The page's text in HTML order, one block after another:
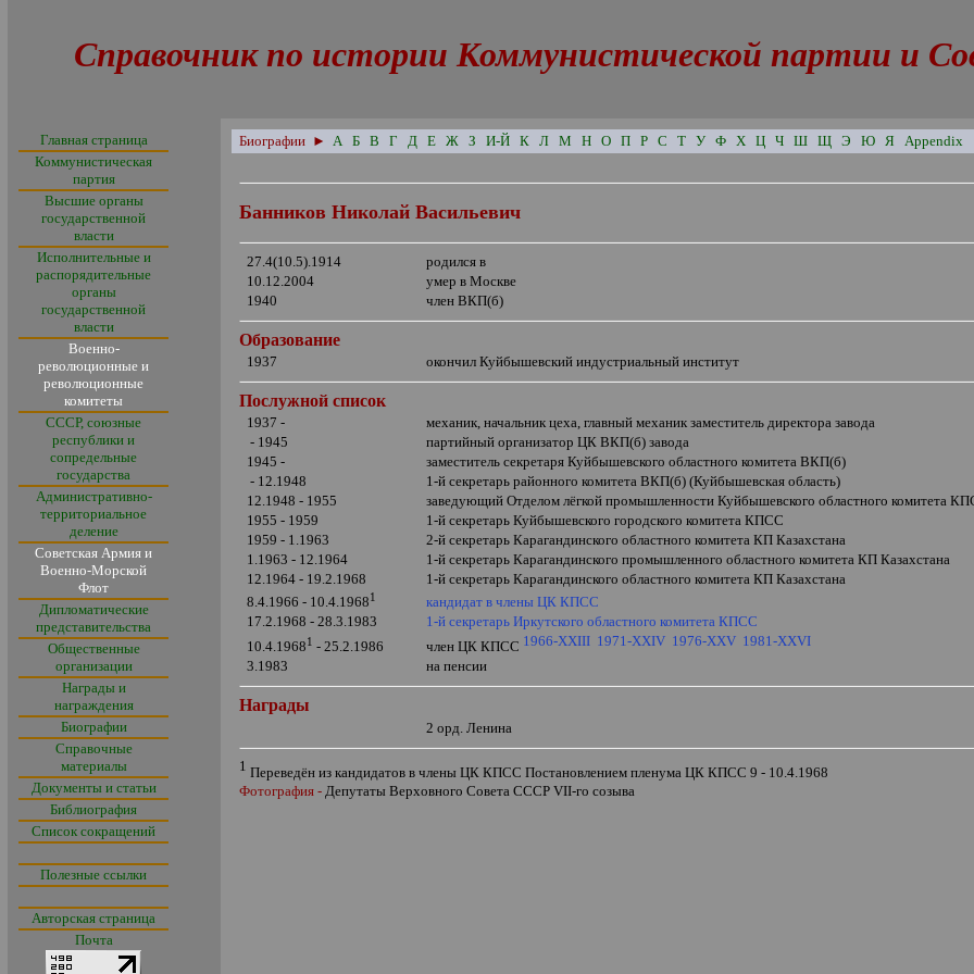
Справочник по истории Коммунистической партии и
Главная страница
Коммунистическая
партия
Высшие органы
государственной
власти
Исполнительные и
распорядительные
органы
государственной
власти
Военно-
революционные и
революционные
комитеты
СССР, союзные
республики и
сопредельные
государства
Административно-
территориальное
деление
Советская Армия и
Военно-Морской
Флот
Дипломатические
представительства
Общественные
организации
Награды и
награждения
Биографии
Справочные
материалы
Документы и статьи
Библиография
Список сокращений
Полезные ссылки
Авторская страница
Почта
Биографии ► А Б В Г Д Е Ж З И-Й К Л М Н О П Р С Т У Ф Х Ц Ч Ш Щ Э Ю Я Appendix
Банников Николай Васильевич
27.4(10.5).1914
родился в
10.12.2004
умер в Москве
1940
член ВКП(б)
Образование
1937 окончил Куйбышевский индустриальный институт
Послужной список
1937 -
механик, начальник цеха, главный механик заместитель директора завода
- 1945
партийный организатор ЦК ВКП(б) завода
1945 -
заместитель секретаря Куйбышевского областного комитета ВКП(б)
- 12.1948
1-й секретарь районного комитета ВКП(б) (Куйбышевская область)
12.1948 - 1955
заведующий Отделом лёгкой промышленности Куйбышевского областного комитета
1955 - 1959
1-й секретарь Куйбышевского городского комитета КПСС
1959 - 1.1963
2-й секретарь Карагандинского областного комитета КП Казахстана
1.1963 - 12.1964
1-й секретарь Карагандинского промышленного областного комитета КП Казахстана
12.1964 - 19.2.1968
1-й секретарь Карагандинского областного комитета КП Казахстана
8.4.1966 - 10.4.19681
кандидат в члены ЦК КПСС
17.2.1968 - 28.3.1983
1-й секретарь Иркутского областного комитета КПСС
10.4.19681 - 25.2.1986 член ЦК КПСС 1966-XXIII 1971-XXIV 1976-XXV 1981-XXVI
3.1983
на пенсии
Награды
2 орд. Ленина
1 Переведён из кандидатов в члены ЦК КПСС Постановлением пленума ЦК КПСС 9 - 10.4.1968
Фотография -Депутаты Верховного Совета СССРVII-го созыва